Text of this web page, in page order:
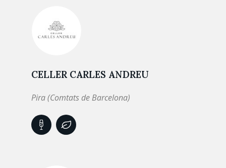
CELLER CARLES ANDREU
Pira (Comtats de Barcelona)